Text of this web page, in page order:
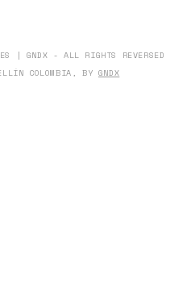
| GNDX - ALL RIGHTS REVERSED
COLOMBIA, BY GNDX